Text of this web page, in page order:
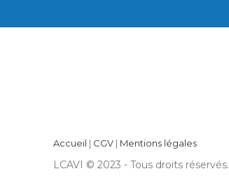
Accueil | CGV | Mentions légales
LCAVI © 2023 - Tous droits réservés.